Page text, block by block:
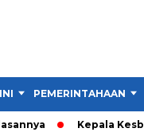
PEMERINTAHAAN
Kepala